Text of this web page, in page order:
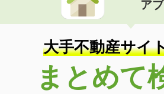
ア
大手不動産サイ
まとめて